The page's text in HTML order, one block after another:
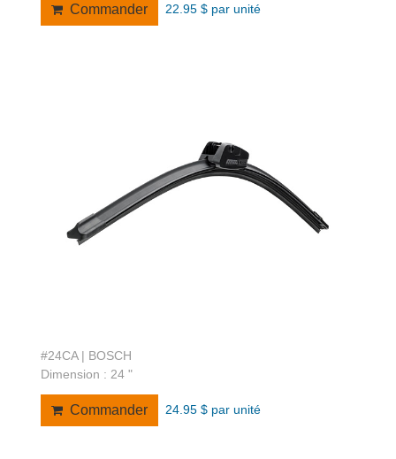
Commander 22.95 $ par unité
#24CA | BOSCH
Dimension : 24 "
Commander 24.95 $ par unité